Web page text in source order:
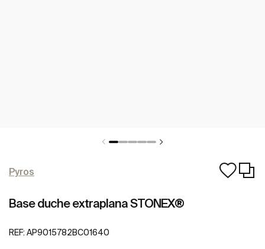
Pyros
Base duche extraplana STONEX®
REF: AP9015782BC01640